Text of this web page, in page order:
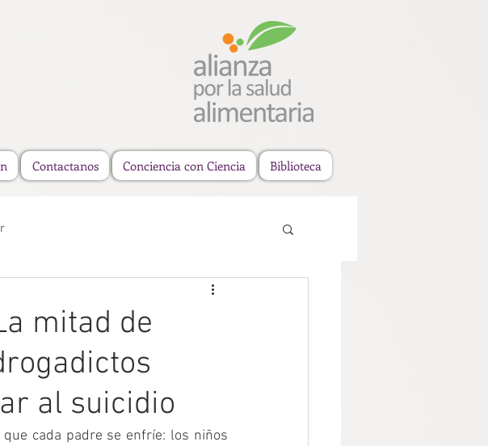
Contactanos Conciencia con Ciencia Biblioteca
mitad de
al suicidio
cada padre se enfríe: los niños